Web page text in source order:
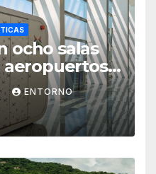
ocho salas
aeropuertos
ENTORNO